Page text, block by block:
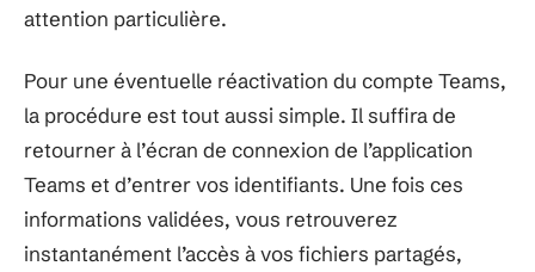
attention particulière.
Pour une éventuelle réactivation du compte Teams,
la procédure est tout aussi simple. Il suffira de
retourner à l’écran de connexion de l’application
Teams et d’entrer vos identifiants. Une fois ces
informations validées, vous retrouverez
instantanément l’accès à vos fichiers partagés,